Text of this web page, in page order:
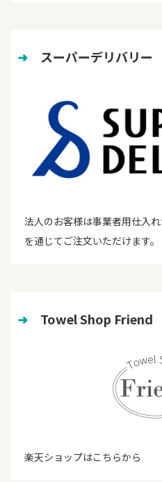
➜ スーパーデリバリー
法人のお客様は事業者用仕入
を通じてご注文いただけます。
➜ Towel Shop Friend
楽天ショップはこちらから